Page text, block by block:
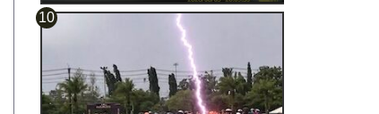
載。